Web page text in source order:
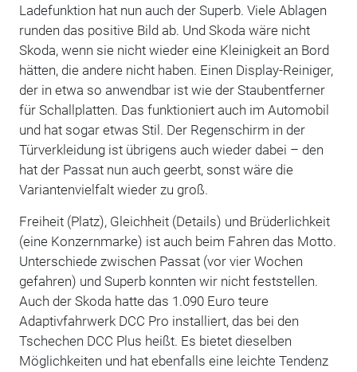
Ladefunktion hat nun auch der Superb. Viele Ablagen
runden das positive Bild ab. Und Skoda wäre nicht
Skoda, wenn sie nicht wieder eine Kleinigkeit an Bord
hätten, die andere nicht haben. Einen Display-Reiniger,
der in etwa so anwendbar ist wie der Staubentferner
für Schallplatten. Das funktioniert auch im Automobil
und hat sogar etwas Stil. Der Regenschirm in der
Türverkleidung ist übrigens auch wieder dabei – den
hat der Passat nun auch geerbt, sonst wäre die
Variantenvielfalt wieder zu groß.
Freiheit (Platz), Gleichheit (Details) und Brüderlichkeit
(eine Konzernmarke) ist auch beim Fahren das Motto.
Unterschiede zwischen Passat (vor vier Wochen
gefahren) und Superb konnten wir nicht feststellen.
Auch der Skoda hatte das 1.090 Euro teure
Adaptivfahrwerk DCC Pro installiert, das bei den
Tschechen DCC Plus heißt. Es bietet dieselben
Möglichkeiten und hat ebenfalls eine leichte Tendenz